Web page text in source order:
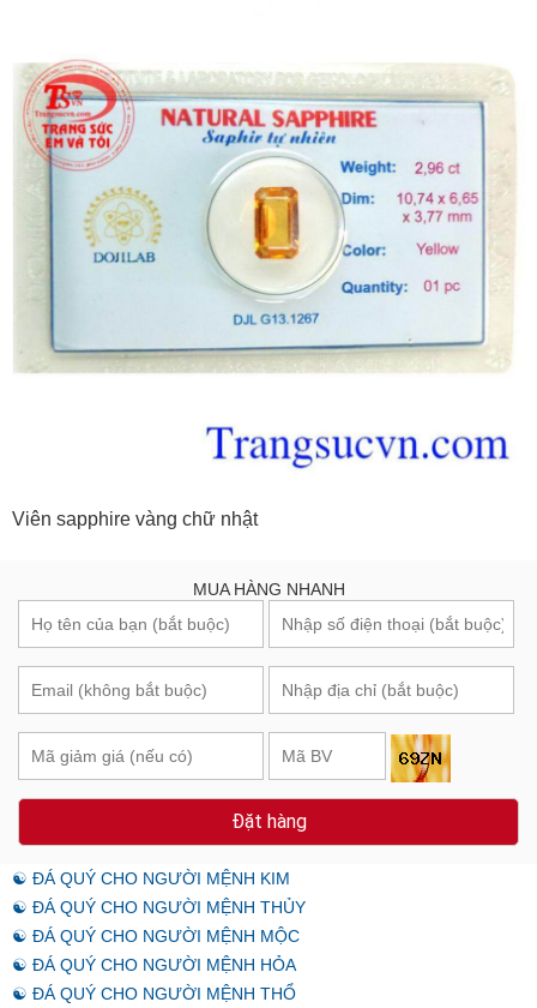
Viên sapphire vàng chữ nhật
MUA HÀNG NHANH
Đặt hàng
☯ ĐÁ QUÝ CHO NGƯỜI MỆNH KIM
☯ ĐÁ QUÝ CHO NGƯỜI MỆNH THỦY
☯ ĐÁ QUÝ CHO NGƯỜI MỆNH MỘC
☯ ĐÁ QUÝ CHO NGƯỜI MỆNH HỎA
☯ ĐÁ QUÝ CHO NGƯỜI MỆNH THỔ